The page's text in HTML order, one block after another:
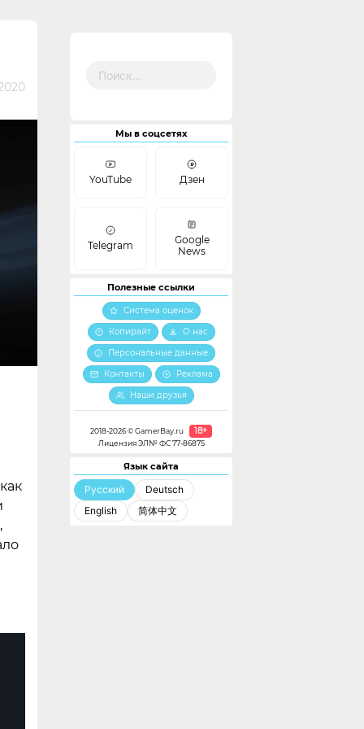
Мы в соцсетях
YouTube Дзен
Telegram
Google
News
Полезные ссылки
Система оценок
Копирайт
О нас
Персональные данные
Контакты
Реклама
Наши друзья
2018-2026 © GamerBay.ru 18+
Лицензия ЭЛ№ ФС 77-86875
Язык сайта
Русский
Deutsch
English
简体中文